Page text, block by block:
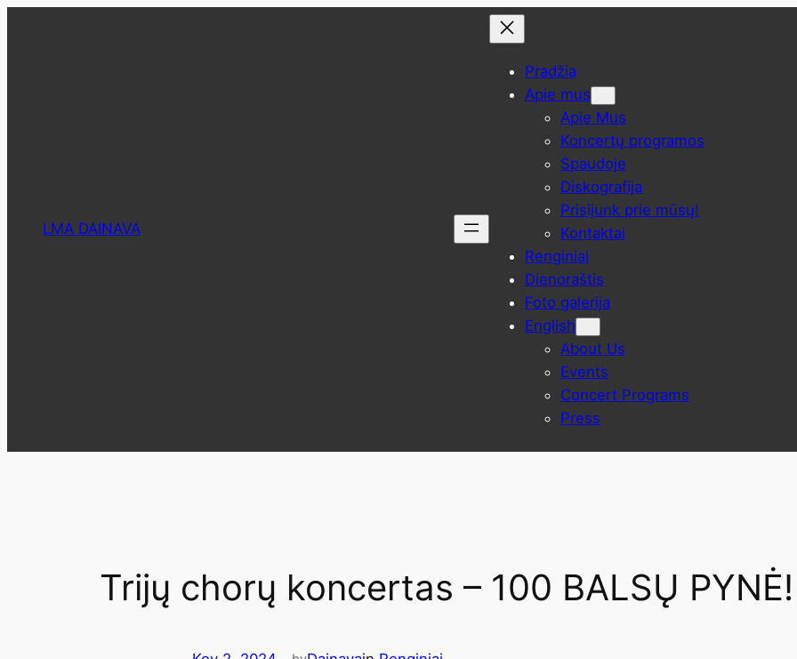
LMA DAINAVA
Pradžia
Apie mus
Apie Mus
Koncertų programos
Spaudoje
Diskografija
Prisijunk prie mūsų!
Kontaktai
Renginiai
Dienoraštis
Foto galerija
English
About Us
Events
Concert Programs
Press
Trijų chorų koncertas – 100 BALSŲ PYNĖ!